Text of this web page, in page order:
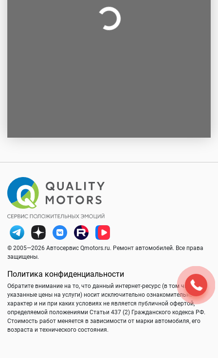
© 2005—2026 Автосервис Qmotors.ru. Ремонт автомобилей. Все права
защищены.
Политика конфиденциальности
Обратите внимание на то, что данный интернет-ресурс (в том числе
указанные цены на услуги) носит исключительно ознакомительный
характер и ни при каких условиях не является публичной офертой,
определяемой положениями Статьи 437 (2) Гражданского кодекса РФ.
Стоимость работ меняется в зависимости от марки автомобиля, его
возраста и технического состояния.